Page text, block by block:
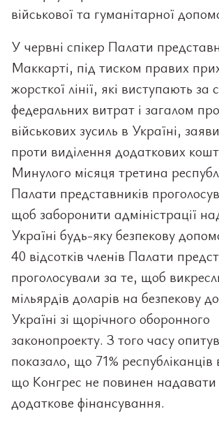
військової та гуманітарної
У червні спікер Палати
Маккарті, під тиском правих
жорсткої лінії, які виступають за
федеральних витрат і загалом
військових зусиль в Україні,
проти виділення додаткових
Минулого місяця третина
Палати представників
щоб заборонити адміністрації
Україні будь-яку безпекову
40 відсотків членів Палати
проголосували за те, щоб
мільярдів доларів на безпекову
Україні зі щорічного оборонного
законопроекту. З того часу
показало, що 71%
що Конгрес не повинен надавати
додаткове фінансування.